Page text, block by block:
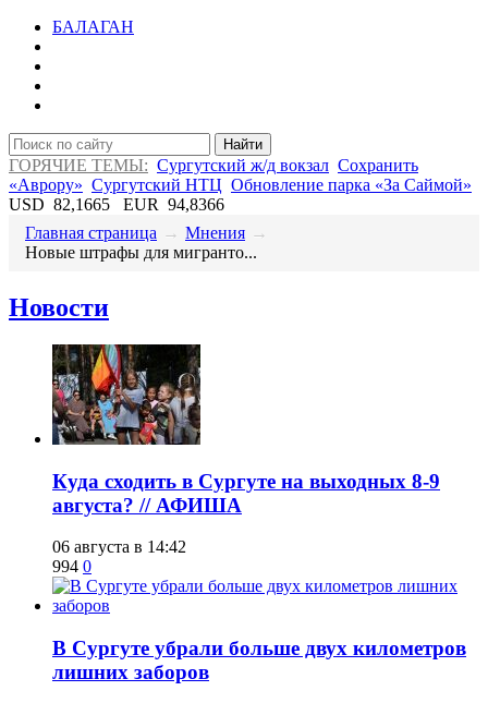
БАЛАГАН
Найти
ГОРЯЧИЕ ТЕМЫ: Сургутский ж/д вокзал Сохранить
«Аврору» Сургутский НТЦ Обновление парка «За Саймой»
USD 82,1665 EUR 94,8366
Главная страница → Мнения →
​Новые штрафы для мигранто...
Новости
​Куда сходить в Сургуте на выходных 8-9
августа? // АФИША
06 августа в 14:42
994 0
​В Сургуте убрали больше двух километров
лишних заборов